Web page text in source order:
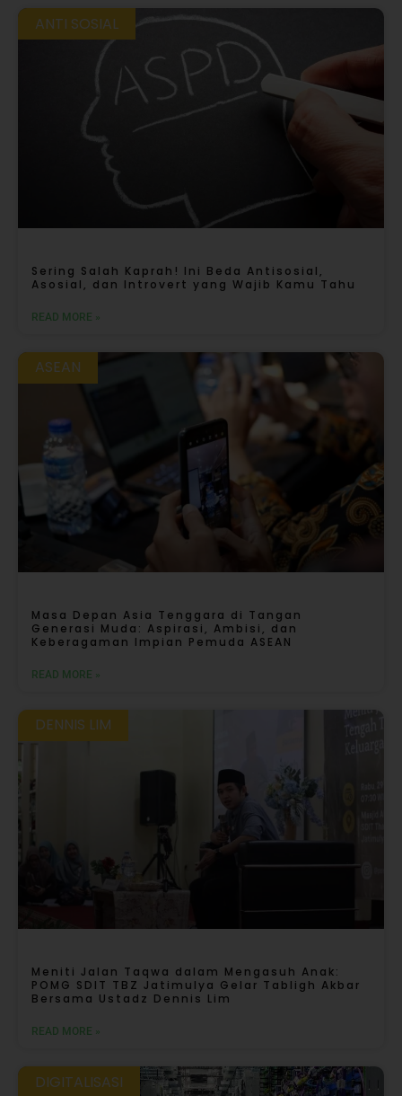
ANTI SOSIAL
Sering Salah Kaprah! Ini Beda Antisosial,
Asosial, dan Introvert yang Wajib Kamu Tahu
READ MORE »
ASEAN
Masa Depan Asia Tenggara di Tangan
Generasi Muda: Aspirasi, Ambisi, dan
Keberagaman Impian Pemuda ASEAN
READ MORE »
DENNIS LIM
Meniti Jalan Taqwa dalam Mengasuh Anak:
POMG SDIT TBZ Jatimulya Gelar Tabligh Akbar
Bersama Ustadz Dennis Lim
READ MORE »
DIGITALISASI